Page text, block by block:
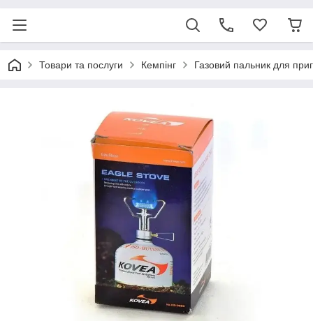
Товари та послуги Кемпінг Газовий пальник для